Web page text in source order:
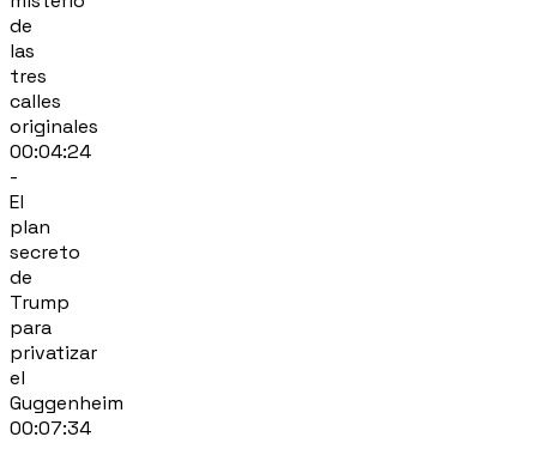
de
las
tres
calles
originales
00:04:24
-
El
plan
secreto
de
Trump
para
privatizar
el
Guggenheim
00:07:34